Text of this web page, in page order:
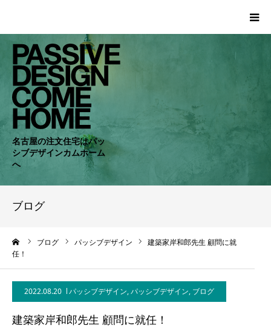
名古屋の注文住宅はパッ
シブデザインカムホーム
へ
ブログ
ブログ パッシブデザイン
建築家岸和郎先生 顧問に就
任！
2022.08.20 パッシブデザイン,パッシブデザイン, ブログ
建築家岸和郎先生 顧問に就任！
HOME
WORKS
COMPANY
CONCEPT
BLOG
CONTACT